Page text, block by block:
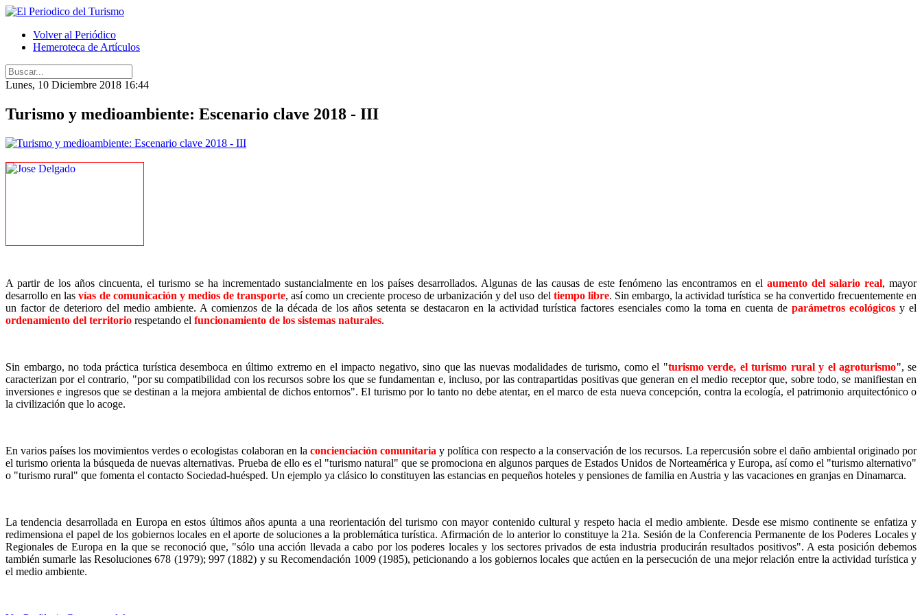
Volver al Periódico
Hemeroteca de Artículos
Lunes, 10 Diciembre 2018 16:44
Turismo y medioambiente: Escenario clave 2018 - III
A partir de los años cincuenta, el turismo se ha incrementado sustancialmente en los países desarrollados. Algunas de las causas de este fenómeno las encontramos en el aumento del salario real, mayor
desarrollo en lasvías de comunicación y medios de transporte, así como un creciente proceso de urbanización y del uso del tiempo libre. Sin embargo, la actividad turística se ha convertido frecuentemente en
un factor de deterioro del medio ambiente. A comienzos de la década de los años setenta se destacaron en la actividad turística factores esenciales como la toma en cuenta de parámetros ecológicos y el
ordenamiento del territorio respetando el funcionamiento de los sistemas naturales.
Sin embargo, no toda práctica turística desemboca en último extremo en el impacto negativo, sino que las nuevas modalidades de turismo, como el "turismo verde, el turismo rural y el agroturismo", se
caracterizan por el contrario, "por su compatibilidad con los recursos sobre los que se fundamentan e, incluso, por las contrapartidas positivas que generan en el medio receptor que, sobre todo, se manifiestan en
inversiones e ingresos que se destinan a la mejora ambiental de dichos entornos". El turismo por lo tanto no debe atentar, en el marco de esta nueva concepción, contra la ecología, el patrimonio arquitectónico o
la civilización que lo acoge.
En varios países los movimientos verdes o ecologistas colaboran en la concienciación comunitaria y política con respecto a la conservación de los recursos. La repercusión sobre el daño ambiental originado por
el turismo orienta la búsqueda de nuevas alternativas. Prueba de ello es el "turismo natural" que se promociona en algunos parques de Estados Unidos de Norteamérica y Europa, así como el "turismo alternativo"
o "turismo rural" que fomenta el contacto Sociedad-huésped. Un ejemplo ya clásico lo constituyen las estancias en pequeños hoteles y pensiones de familia en Austria y las vacaciones en granjas en Dinamarca.
La tendencia desarrollada en Europa en estos últimos años apunta a una reorientación del turismo con mayor contenido cultural y respeto hacia el medio ambiente. Desde ese mismo continente se enfatiza y
redimensiona el papel de los gobiernos locales en el aporte de soluciones a la problemática turística. Afirmación de lo anterior lo constituye la 21a. Sesión de la Conferencia Permanente de los Poderes Locales y
Regionales de Europa en la que se reconoció que, "sólo una acción llevada a cabo por los poderes locales y los sectores privados de esta industria producirán resultados positivos". A esta posición debemos
también sumarle las Resoluciones 678 (1979); 997 (1882) y su Recomendación 1009 (1985), peticionando a los gobiernos locales que actúen en la persecución de una mejor relación entre la actividad turística y
el medio ambiente.